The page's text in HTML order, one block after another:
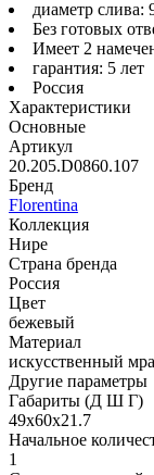
диаметр слива:
Без готовых
Имеет 2
гарантия: 5 лет
Россия
Характеристики
Основные
Артикул
20.205.D0860.107
Бренд
Florentina
Коллекция
Нире
Страна бренда
Россия
Цвет
бежевый
Материал
искусственный
Другие параметры
Габариты (Д Ш Г)
49х60х21.7
Начальное
1